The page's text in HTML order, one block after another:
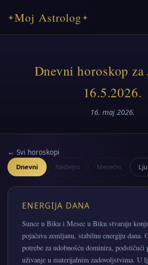
✦Moj Astrolog✦
Dnevni horoskop za
16.5.2026.
16. maj 2026.
← Svi horoskopi
Dnevni Nedeljni Mesečni
ENERGIJA DANA
Sunce u Biku i Mesec u Biku stvaraju
pojačava zemljanu, stabilnu energiju dana.
potrebe za udobnošću dominira, podstičući
uživanje u materijalnim zadovoljstvima. U